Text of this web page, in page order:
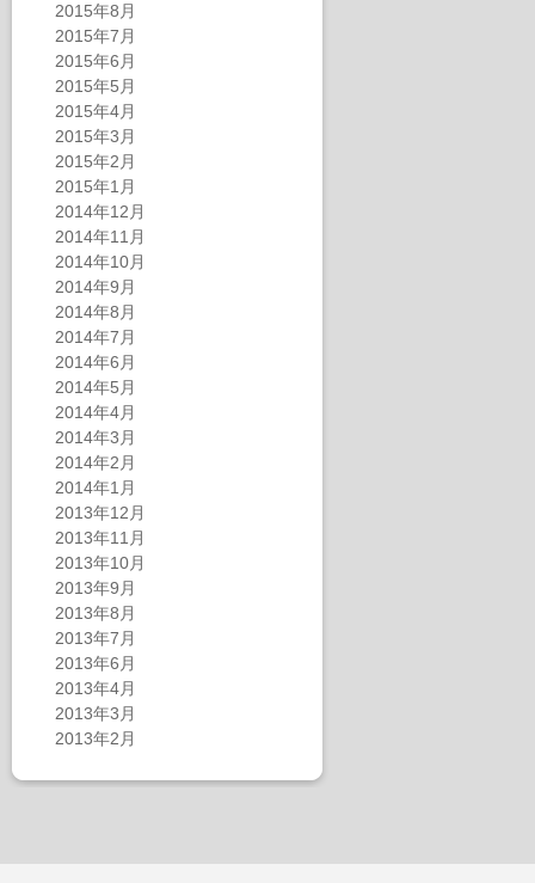
2015年8月
2015年7月
2015年6月
2015年5月
2015年4月
2015年3月
2015年2月
2015年1月
2014年12月
2014年11月
2014年10月
2014年9月
2014年8月
2014年7月
2014年6月
2014年5月
2014年4月
2014年3月
2014年2月
2014年1月
2013年12月
2013年11月
2013年10月
2013年9月
2013年8月
2013年7月
2013年6月
2013年4月
2013年3月
2013年2月